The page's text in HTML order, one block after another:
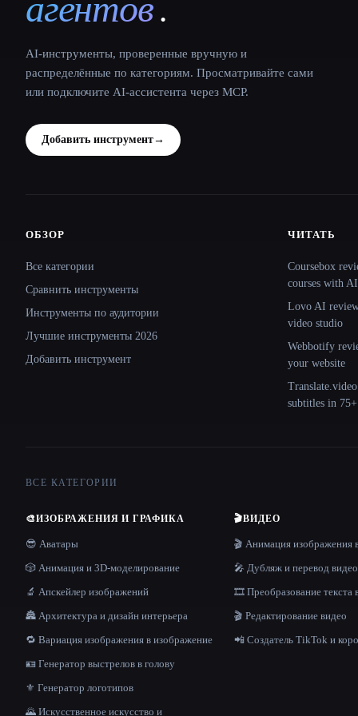
AI-инструменты, проверенные вручную и
распределённые по категориям. Просматривайте сами
или подключите AI-ассистента через MCP.
Добавить инструмент→
Site navigation
ОБЗОР
Все категории
Сравнить инструменты
Инструменты по аудитории
Лучшие инструменты 2026
Добавить инструмент
ЧИТАТЬ
Coursebox
courses with AI
Lovo AI
video studio
Webbotify
your website
subtitles in 75+
ВСЕ КАТЕГОРИИ
🎨ИЗОБРАЖЕНИЯ И ГРАФИКА
😎 Аватары
🎲 Анимация и 3D-моделирование
🔬 Апскейлер изображений
🏯 Архитектура и дизайн интерьера
🔁 Вариация изображения в изображение
🪪 Генератор выстрелов в голову
⚜️ Генератор логотипов
🌄 Искусственное искусство и
🎬ВИДЕО
🎬 Анимация изображения
🎤 Дубляж и перевод видео
🎞️ Преобразование текста
🎬 Редактирование видео
📲 Создатель TikTok и